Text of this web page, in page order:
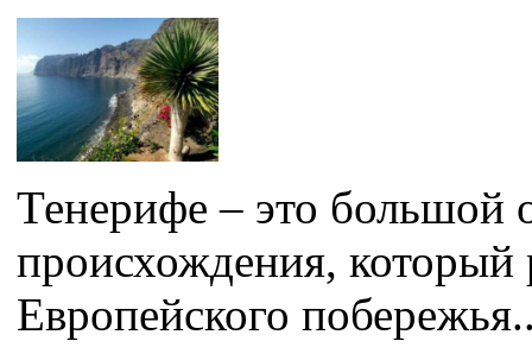
Тенерифе – это большой
происхождения,
Европейского